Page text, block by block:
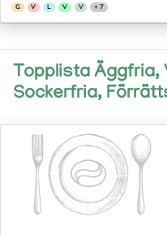
G V L V V + 7
Topplista Äggfria,
Sockerfria,